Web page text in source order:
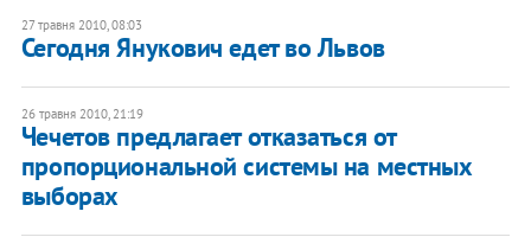
27 травня 2010, 08:03
Сегодня Янукович едет во Львов
26 травня 2010, 21:19
Чечетов предлагает отказаться от
пропорциональной системы на местных
выборах